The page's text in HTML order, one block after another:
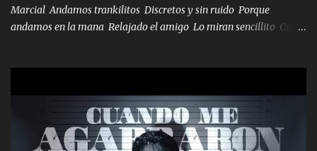
Marcial Andamos trankilitos Discretos y sin ruido Porque
andamos en la mana Relajado el amigo Lo miran sencillito Con
coronamos Se jala los marciales Y sus guitarras ya van sonando
Un gallardo me prendo Para agarrar el vuelo y la mente y
tranquilizando Tomense un buen trago Y así es como empezamos
los versos que voy cantando (Music) A vido alta y bajas La carreta